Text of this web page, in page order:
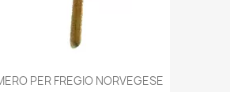
Anteprima
PER FREGIO NORVEGESE